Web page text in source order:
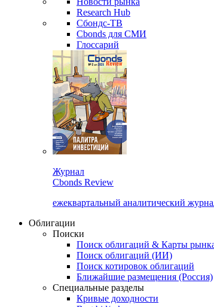
Новости & Research Hub
Новости рынка
Research Hub
Сбондс-ТВ
Cbonds для СМИ
Глоссарий
Журнал
Cbonds Review
ежеквартальный аналитический журнал
Облигации
Поиски
Поиск облигаций & Карты рынка
Поиск облигаций (ИИ)
Поиск котировок облигаций